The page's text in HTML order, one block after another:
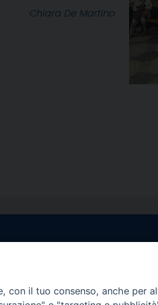
Chiara De Martino
tel. 0818714501
il tuo consenso, anche per